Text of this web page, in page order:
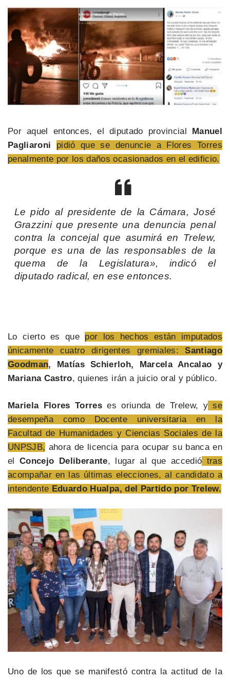
Por aquel entonces, el diputado provincial
Manuel
Pagliaroni
pidió que se denuncie a Flores Torres
penalmente por los daños ocasionados en el edificio.
Le pido al presidente de la Cámara, José
Grazzini que presente una denuncia penal
contra la concejal que asumirá en Trelew,
porque es una de las responsables de la
quema de la Legislatura», indicó el
diputado radical, en ese entonces.
Lo cierto es que por los hechos están imputados
únicamente cuatro dirigentes gremiales:Santiago
Goodman, Matías Schierloh, Marcela Ancalao y
Mariana Castro, quienes irán a juicio oral y público.
Mariela Flores Torres es oriunda de Trelew, y se
desempeña como Docente universitaria en la
Facultad de Humanidades y Ciencias Sociales de la
UNPSJB, ahora de licencia para ocupar su banca en
elConcejo Deliberante, lugar al que accedió tras
acompañar en las últimas elecciones, al candidato a
intendente Eduardo Hualpa, del Partido por Trelew.
Uno de los que se manifestó contra la actitud de la